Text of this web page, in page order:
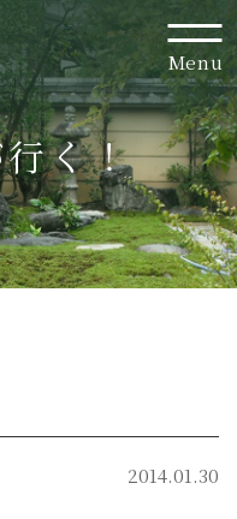
Menu
く！
2014.01.30